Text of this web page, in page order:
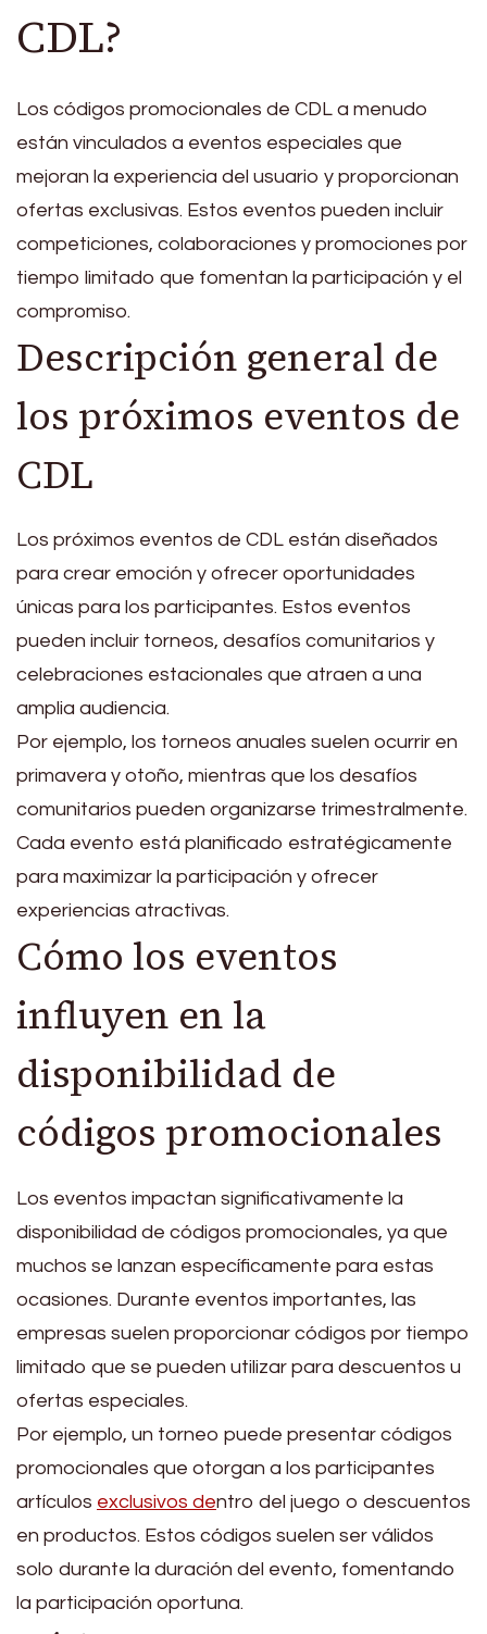
CDL?
Los códigos promocionales de CDL a menudo
están vinculados a eventos especiales que
mejoran la experiencia del usuario y proporcionan
ofertas exclusivas. Estos eventos pueden incluir
competiciones, colaboraciones y promociones por
tiempo limitado que fomentan la participación y el
compromiso.
Descripción general de
los próximos eventos de
CDL
Los próximos eventos de CDL están diseñados
para crear emoción y ofrecer oportunidades
únicas para los participantes. Estos eventos
pueden incluir torneos, desafíos comunitarios y
celebraciones estacionales que atraen a una
amplia audiencia.
Por ejemplo, los torneos anuales suelen ocurrir en
primavera y otoño, mientras que los desafíos
comunitarios pueden organizarse trimestralmente.
Cada evento está planificado estratégicamente
para maximizar la participación y ofrecer
experiencias atractivas.
Cómo los eventos
influyen en la
disponibilidad de
códigos promocionales
Los eventos impactan significativamente la
disponibilidad de códigos promocionales, ya que
muchos se lanzan específicamente para estas
ocasiones. Durante eventos importantes, las
empresas suelen proporcionar códigos por tiempo
limitado que se pueden utilizar para descuentos u
ofertas especiales.
Por ejemplo, un torneo puede presentar códigos
promocionales que otorgan a los participantes
artículos exclusivos dentro del juego o descuentos
en productos. Estos códigos suelen ser válidos
solo durante la duración del evento, fomentando
la participación oportuna.